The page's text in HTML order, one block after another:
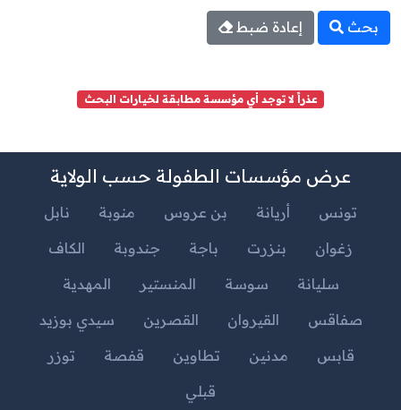
بحث إعادة ضبط
عذراً لا توجد أي مؤسسة مطابقة لخيارات البحث
عرض مؤسسات الطفولة حسب الولاية
تونس أريانة بن عروس منوبة
نابل
زغوان
بنزرت باجة جندوبة
الكاف
سليانة
سوسة المنستير
المهدية
صفاقس
القيروان القصرين
سيدي بوزيد
قابس
مدنين تطاوين قفصة
توزر
قبلي